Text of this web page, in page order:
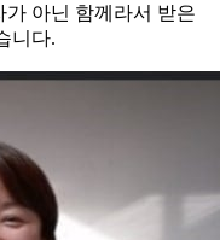
아닌 함께라서 받은
니다.